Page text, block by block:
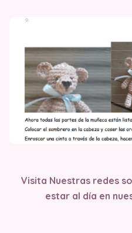
Visita Nuestras redes
estar al día en